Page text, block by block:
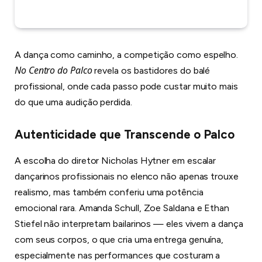
A dança como caminho, a competição como espelho.
No Centro do Palcorevela os bastidores do balé
profissional, onde cada passo pode custar muito mais
do que uma audição perdida.
Autenticidade que Transcende o Palco
A escolha do diretor Nicholas Hytner em escalar
dançarinos profissionais no elenco não apenas trouxe
realismo, mas também conferiu uma potência
emocional rara. Amanda Schull, Zoe Saldana e Ethan
Stiefel não interpretam bailarinos — eles vivem a dança
com seus corpos, o que cria uma entrega genuína,
especialmente nas performances que costuram a